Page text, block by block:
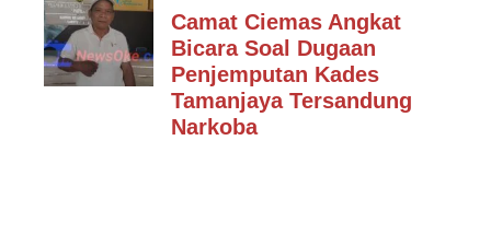
Camat Ciemas Angkat
Bicara Soal Dugaan
Penjemputan Kades
Tamanjaya Tersandung
Narkoba